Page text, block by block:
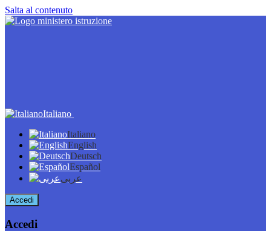
Salta al contenuto
Italiano
Italiano
English
Deutsch
Español
عربى
Accedi
Accedi